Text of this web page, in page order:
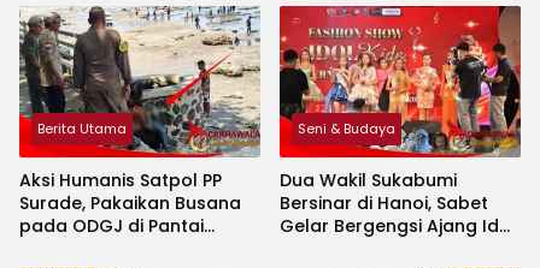
Berita Utama
Aksi Humanis Satpol PP
Surade, Pakaikan Busana
pada ODGJ di Pantai
Seni & Budaya
Dua Wakil Sukabumi
Bersinar di Hanoi, Sabet
Gelar Bergengsi Ajang Idol